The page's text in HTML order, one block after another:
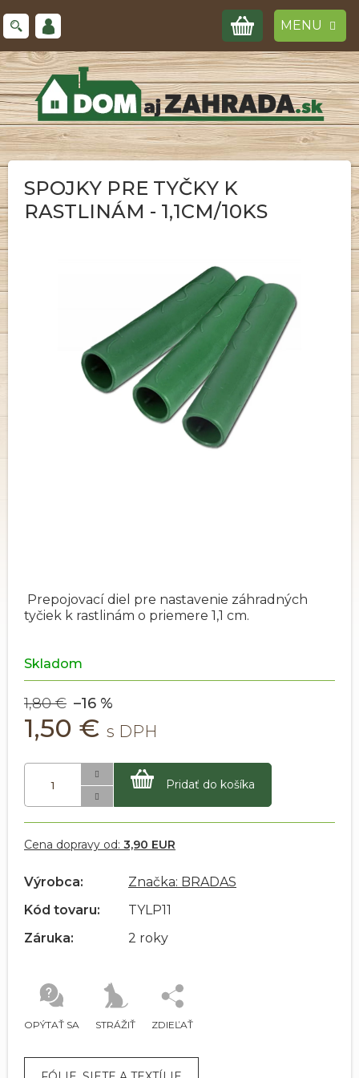
na
obsah
NÁKUPNÝ
SPOJKY PRE TYČKY K
RASTLINÁM - 1,1CM/10KS
Skladom
1,80 € –16 %
1,50 €
Pridať do košíka
Prepojovací diel pre nastavenie záhradných
tyčiek k rastlinám o priemere 1,1 cm.
OPÝTAŤ SA STRÁŽIŤ ZDIEĽAŤ
Cena dopravy od: 3,90 EUR
Výrobca:
Značka: BRADAS
Kód tovaru:
TYLP11
Záruka:
2 roky